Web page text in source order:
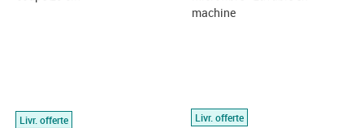
Livr. offerte
Livr. offerte